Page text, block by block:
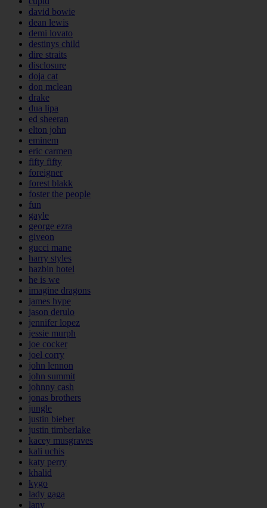
david bowie
dean lewis
demi lovato
destinys child
dire straits
disclosure
doja cat
don mclean
drake
dua lipa
ed sheeran
elton john
eminem
eric carmen
fifty fifty
foreigner
forest blakk
foster the people
fun
gayle
george ezra
giveon
gucci mane
harry styles
hazbin hotel
he is we
imagine dragons
james hype
jason derulo
jennifer lopez
jessie murph
joe cocker
joel corry
john lennon
john summit
johnny cash
jonas brothers
jungle
justin bieber
justin timberlake
kacey musgraves
kali uchis
katy perry
khalid
kygo
lady gaga
lany